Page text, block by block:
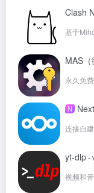
Clash
基于
MAS（
永久免
N
yt-dlp-
视频和